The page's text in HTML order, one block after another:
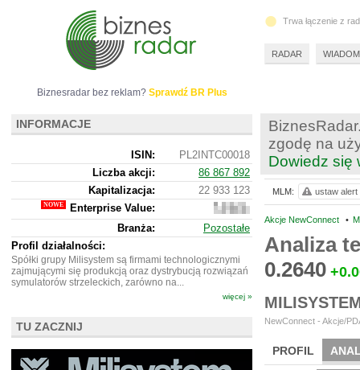
zgodę na
Dowiedz się
Akcje NewConnect •
Analiza
0.2640
NewConnect - Akcje/
PROFIL
MLM: ustaw alert
Biznesradar bez reklam? Sprawdź BR Plus
INFORMACJE
ISIN:
PL2INTC00018
Liczba akcji:
86 867 892
Kapitalizacja:
22 933 123
Enterprise Value:
19
970
123
Branża:
Pozostałe
Profil działalności:
Spółki grupy Milisystem są firmami technologicznymi
zajmującymi się produkcją oraz dystrybucją rozwiązań
symulatorów strzeleckich, zarówno na...
więcej »
TU ZACZNIJ
Trwa łączenie z
RADAR